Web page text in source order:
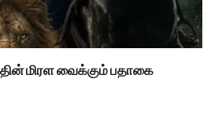
மிரள வைக்கும் பதாகை